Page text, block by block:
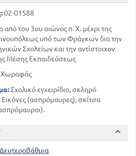
02-01588
από του 3ου αιώνος π. Χ. μέχρι της
υπό των Φράγκων δια την
Σχολείων και την αντίστοιχον
Μέσης Εκπαιδεύσεως
Χωραφάς
Σχολικό εγχειρίδιο, σκληρό
(ασπρόμαυρες), σκίτσα
Δευτεροβάθμια